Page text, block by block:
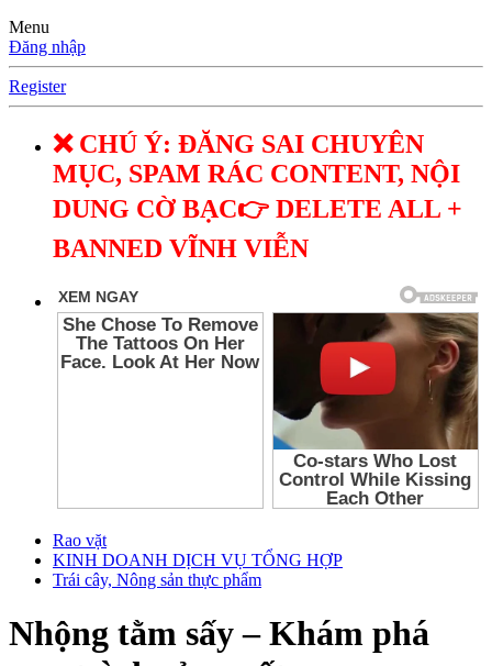
Menu
Đăng nhập
Register
❌ CHÚ Ý: ĐĂNG SAI CHUYÊN
MỤC, SPAM RÁC CONTENT, NỘI
DUNG CỜ BẠC👉 DELETE ALL +
BANNED VĨNH VIỄN
Rao vặt
KINH DOANH DỊCH VỤ TỔNG HỢP
Trái cây, Nông sản thực phẩm
Nhộng tằm sấy – Khám phá